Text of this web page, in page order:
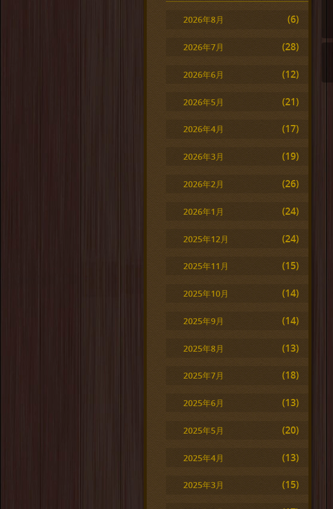
2026年8月 (6)
2026年7月 (28)
2026年6月 (12)
2026年5月 (21)
2026年4月 (17)
2026年3月 (19)
2026年2月 (26)
2026年1月 (24)
2025年12月 (24)
2025年11月 (15)
2025年10月 (14)
2025年9月 (14)
2025年8月 (13)
2025年7月 (18)
2025年6月 (13)
2025年5月 (20)
2025年4月 (13)
2025年3月 (15)